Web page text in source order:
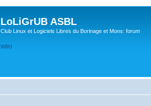
LoLiGrUB ASBL
Club Linux et Logiciels Libres du Borinage et Mons: forum
WIKI